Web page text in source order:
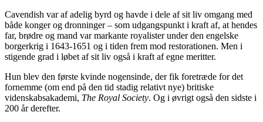
Cavendish var af adelig byrd og havde i dele af sit liv omgang med
både konger og dronninger – som udgangspunkt i kraft af, at hendes
far, brødre og mand var markante royalister under den engelske
borgerkrig i 1643-1651 og i tiden frem mod restorationen. Men i
stigende grad i løbet af sit liv også i kraft af egne meritter.
Hun blev den første kvinde nogensinde, der fik foretræde for det
fornemme (om end på den tid stadig relativt nye) britiske
videnskabsakademi, The Royal Society. Og i øvrigt også den sidste i
200 år derefter.